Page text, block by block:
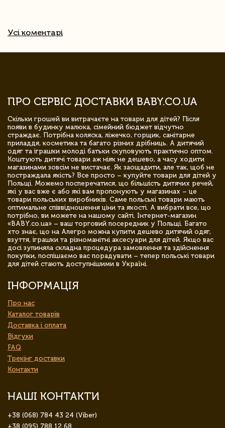
Усі коментарі
ПРО СЕРВІС ДОСТАВКИ BABY.CO.UA
Скільки грошей ви витрачаєте на товари для дітей? Після
появи в будинку малюка, сімейний бюджет відчутно
страждає. Потрібна коляска, ліжечко, горщик, санітарне
приладдя, косметика та багато різних дрібниць. А дитячий
одяг та іграшки молоді батьки скуповують практично оптом.
Коштують дитячі товари аж ніяк не дешево, а часу ходити
магазинами зовсім не вистачає. Як заощадити, але так, щоб не
постраждала якість? Все просто – купуйте товари для дітей у
Польщі. Можемо посперечатися, що більшість дитячих речей,
які у вас вже є або які вам пропонують у магазинах – це
товари польських виробників. Саме польські товари мають
оптимальне співвідношення ціни та якості. А вибрати все, що
потрібно, ви можете на нашому сайті. Інтернет-магазин
«BABY.co.ua» – ваш торговий посередник у Польщі. Багато
хто знає, що на Алегро можна купити дешево дитячий одяг,
взуття, іграшки та різноманітні аксесуари для дітей. Якщо вас
досі зупиняла складна процедура замовлення та здійснення
покупки, поспішаємо вас порадувати – тепер польські товари
для дітей стають доступнішими в Україні.
ІНФОРМАЦІЯ
Про нас
Каталог товарів
Доставка і оплата
Відгуки
FAQ
Трекінг доставки
Контакти
НАШІ КОНТАКТИ
+38 (068) 784 43 24 (Viber)
+38 (095) 788 12 68